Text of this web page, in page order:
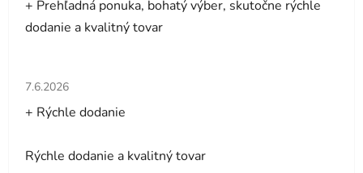
+ Prehľadná ponuka, bohatý výber, skutočne rýchle
dodanie a kvalitný tovar
Hodnotenie obchodu je 5 z 5 hviezdičiek.
7.6.2026
+ Rýchle dodanie
Rýchle dodanie a kvalitný tovar